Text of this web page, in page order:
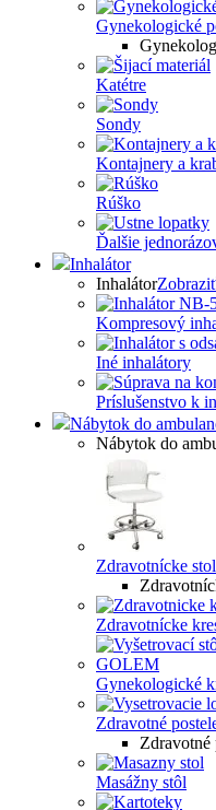
Gynekologické
Katétre
Sondy
Kontajnery a
Rúško
Ďalšie
Inhalátor
Inhalátor
Kompresový
Iné inhalátory
Príslušenstvo k
Nábytok do
Nábytok do
Zdravotnícke
Zdravotnícke
Gynekologické
Zdravotné
Zdravotné
Masážny stôl